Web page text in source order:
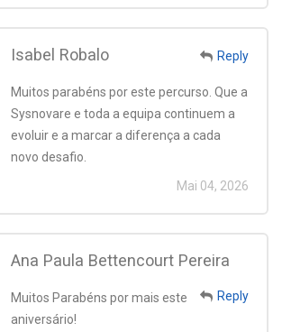
Isabel Robalo Reply
Muitos parabéns por este percurso. Que a
Sysnovare e toda a equipa continuem a
evoluir e a marcar a diferença a cada
novo desafio.
Mai 04, 2026
Ana Paula Bettencourt Pereira
Reply
Muitos Parabéns por mais este
aniversário!